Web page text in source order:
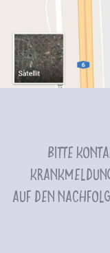
Bitte
Auf den